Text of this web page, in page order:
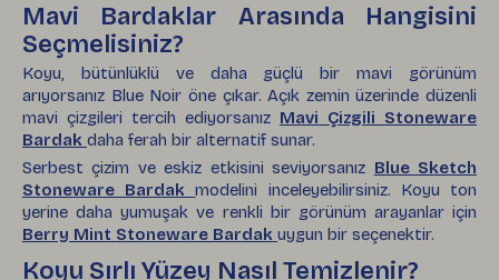
Mavi Bardaklar Arasında Hangisini
Seçmelisiniz?
Koyu, bütünlüklü ve daha güçlü bir mavi görünüm
arıyorsanız Blue Noir öne çıkar. Açık zemin üzerinde düzenli
mavi çizgileri tercih ediyorsanız Mavi Çizgili Stoneware
Bardak daha ferah bir alternatif sunar.
Serbest çizim ve eskiz etkisini seviyorsanız Blue Sketch
Stoneware Bardakmodelini inceleyebilirsiniz. Koyu ton
yerine daha yumuşak ve renkli bir görünüm arayanlar için
Berry Mint Stoneware Bardak uygun bir seçenektir.
Koyu Sırlı Yüzey Nasıl Temizlenir?